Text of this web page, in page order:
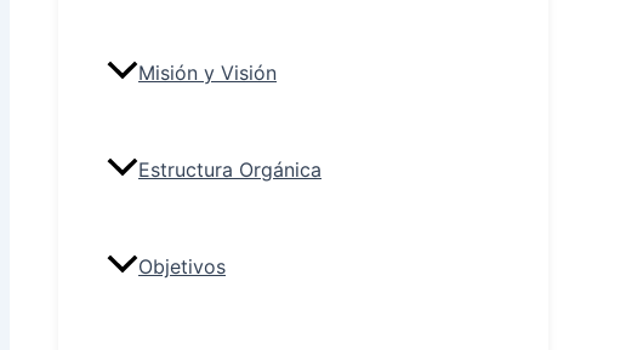
Misión y Visión
Estructura Orgánica
Objetivos